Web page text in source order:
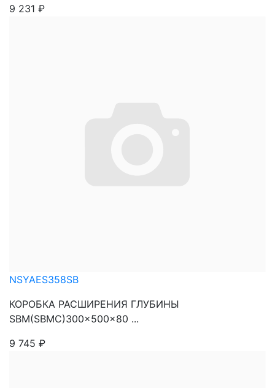
9 231 ₽
NSYAES358SB
КОРОБКА РАСШИРЕНИЯ ГЛУБИНЫ
SBM(SBMC)300x500x80 ...
9 745 ₽